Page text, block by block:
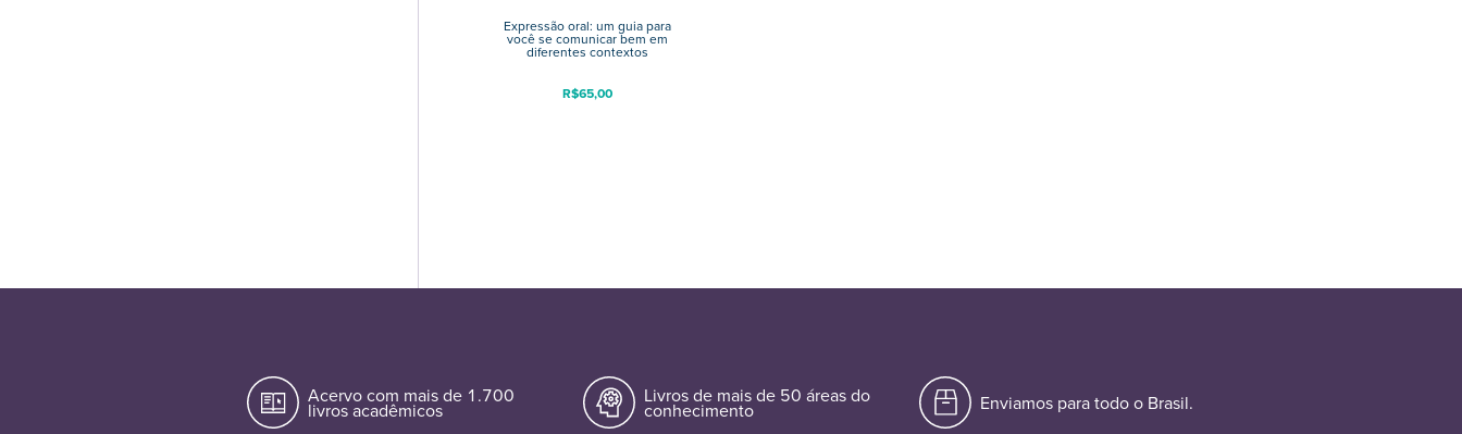
Expressão oral: um guia para
você se comunicar bem em
diferentes contextos
R$65,00
Acervo com mais de 1.700
livros acadêmicos
Livros de mais de 50 áreas do
conhecimento Enviamos para todo o Brasil.